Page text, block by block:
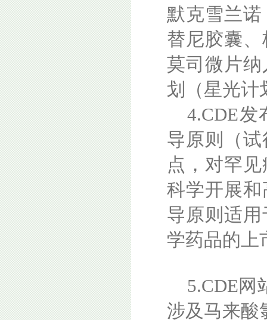
默克雪兰
替尼胶囊
莫司微片
划（星光计
4.CDE
导原则（
点，对罕
科学开展
导原则适
学药品的上
5.CDE网
涉及马来酸